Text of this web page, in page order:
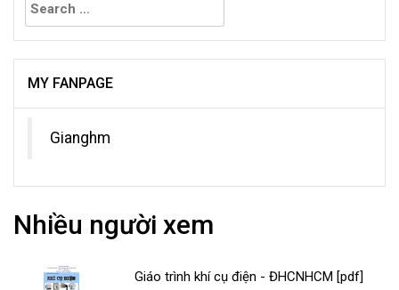
for:
MY FANPAGE
Gianghm
Nhiều người xem
Giáo trình khí cụ điện - ĐHCNHCM [pdf]